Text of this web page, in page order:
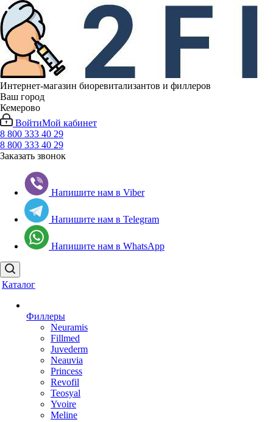
Интернет-магазин биоревитализантов и филлеров
Ваш город
Кемерово
ВойтиМой кабинет
8 800 333 40 29
8 800 333 40 29
Заказать звонок
Напишите нам в Viber
Напишите нам в Telegram
Напишите нам в WhatsApp
Каталог
Филлеры
Neuramis
Fillmed
Juvederm
Neauvia
Princess
Revofil
Teosyal
Yvoire
Meline